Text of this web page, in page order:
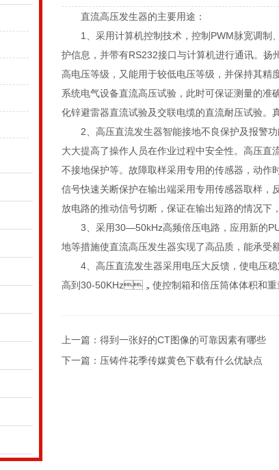
直流高压发生器的主要用途：
1、采用计算机控制技术，控制PWM脉宽调制
护信息，并带有RS232接口与计算机进行通讯
高电压等级，又能用于较低电压等级，并保持其精
系统电气设备直流高压试验，此时可保证测量
化锌避雷器直流试验及交联电缆的直流耐压试验。真
2、高压直流发生器智能接地不良保护及报警功能(
大大提高了操作人员在作业过程中安全性。高压直流发生器
不接地保护等。故障取样采用专用的传感器，动
信号快速关断保护在输出端采用专用传感器取样，
放电路的推动信号切断，保证在输出短路的情况下
3、采用30—50kHz高频倍压电路，应用新的
地等措施使直流高压发生器实现了高品质，能承受额
4、高压直流发生器采用电压大反馈，使电压
高到30-50KHz，使控制箱和倍压筒体体积和重量有
上一篇： 得到一张好的CT图像的可靠因素有哪些
下一篇： 压铸件花季传媒黄色下载有什么优缺点